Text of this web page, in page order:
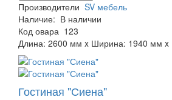
Производители SV мебель
Наличие: В наличии
Код овара 123
Длина: 2600 мм x Ширина: 1940 мм x
Гостиная "Сиена"